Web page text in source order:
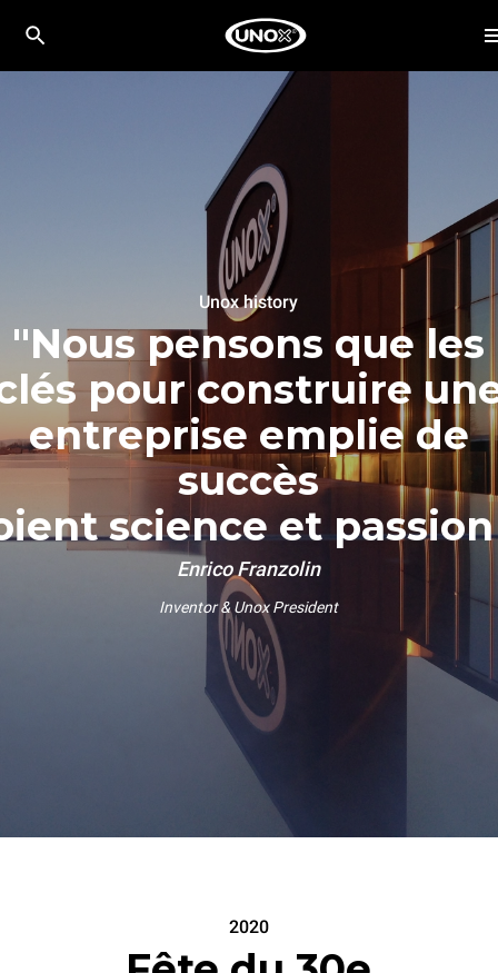
Unox history
"Nous pensons que les
pour construire
entreprise emplie de
succès
science et passion
Enrico Franzolin
Inventor & Unox President
2020